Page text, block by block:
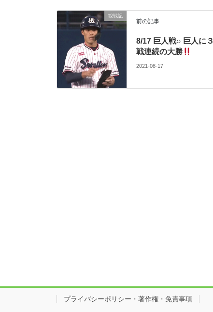
っちでもいいんだけどね。(Swallow Blog)
観戦記
前の記事
8/17 巨人戦○ 巨人に３
戦連続の大勝
2021-08-17
プライバシーポリシー・著作権・免責事項